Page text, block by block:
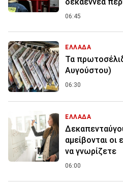
06:45
ΕΛΛΑΔΑ
Τα
Αυγούστου)
06:30
ΕΛΛΑΔΑ
αμείβονται
να γνωρίζετε
06:00